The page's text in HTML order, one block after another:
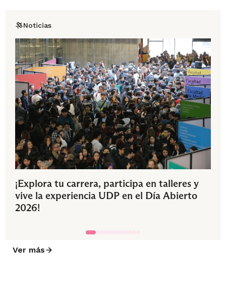
Noticias
¡Explora tu carrera, participa en talleres y
vive la experiencia UDP en el Día Abierto
2026!
Ver más